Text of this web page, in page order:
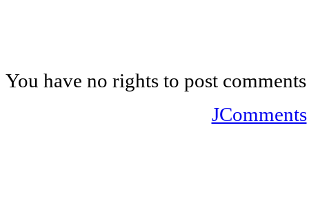
You have no rights to post comments
JComments